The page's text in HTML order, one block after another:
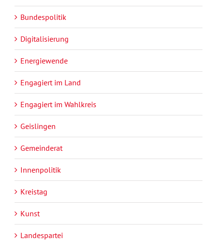
Bundespolitik
Digitalisierung
Energiewende
Engagiert im Land
Engagiert im Wahlkreis
Geislingen
Gemeinderat
Innenpolitik
Kreistag
Kunst
Landespartei